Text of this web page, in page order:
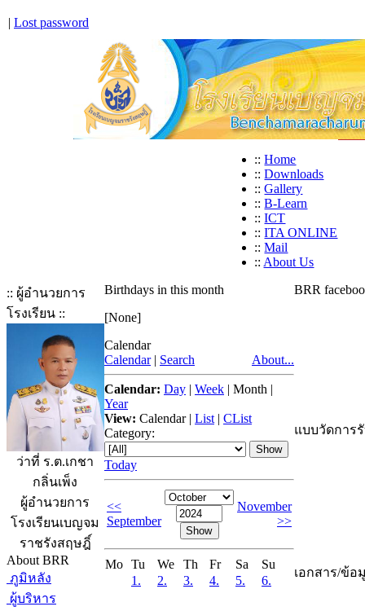
| Lost password
:: Home
:: Downloads
:: Gallery
:: B-Learn
:: ICT
:: ITA ONLINE
:: Mail
:: About Us
:: ผู้อำนวยการ
โรงเรียน ::
ว่าที่ ร.ต.เกชา
กลิ่นเพ็ง
ผู้อำนวยการ
โรงเรียนเบญจม
ราชรังสฤษฎิ์
About BRR
ภูมิหลัง
ผู้บริหาร
Birthdays in this month
[None]
Calendar
Calendar | Search About...
Calendar: Day | Week | Month |
Year
View: Calendar| List | CList
Category:
Today
<<
September
November
>>
Mo Tu We Th Fr Sa
Su
1.
2. 3. 4. 5. 6.
BRR
แบบวัดการ
เอกสาร/ข้อ